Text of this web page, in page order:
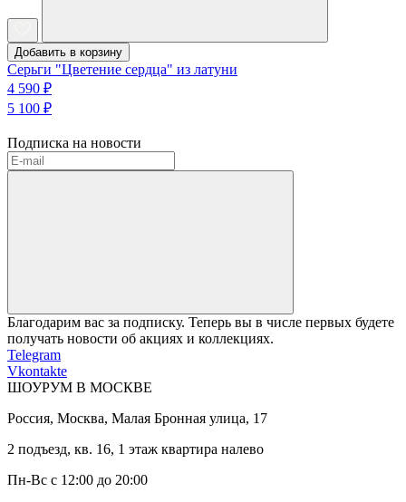
Добавить в корзину
Серьги "Цветение сердца" из латуни
4 590 ₽
5 100 ₽
Подписка на новости
Благодарим вас за подписку. Теперь вы в числе первых будете
получать новости об акциях и коллекциях.
Telegram
Vkontakte
ШОУРУМ В МОСКВЕ
Россия, Москва, Малая Бронная улица, 17
2 подъезд, кв. 16, 1 этаж квартира налево
Пн-Вс с 12:00 до 20:00